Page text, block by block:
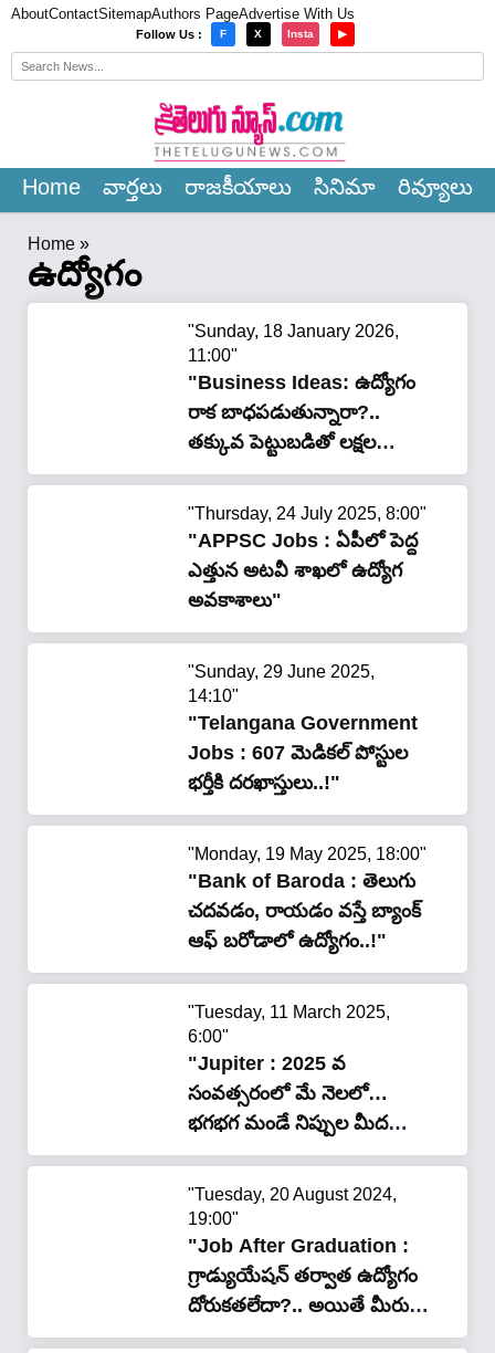
AboutContactSitemapAuthors PageAdvertise With Us
Follow Us : F X Insta ▶
Home వార్త‌లు రాజ‌కీయాలు సినిమా రివ్యూలు
Home »
ఉద్యోగం
"Sunday, 18 January 2026,
11:00"
"Business Ideas: ఉద్యోగం
రాక బాధపడుతున్నారా?..
తక్కువ పెట్టుబడితో లక్షల
ఆదాయం ఇచ్చే ట్రెండింగ్ బిజినెస్
ఇదే!"
"Thursday, 24 July 2025, 8:00"
"APPSC Jobs : ఏపీలో పెద్ద
ఎత్తున అటవీ శాఖలో ఉద్యోగ
అవకాశాలు"
"Sunday, 29 June 2025,
14:10"
"Telangana Government
Jobs : 607 మెడికల్ పోస్టుల
భ‌ర్తీకి ద‌ర‌ఖాస్తులు..!"
"Monday, 19 May 2025, 18:00"
"Bank of Baroda : తెలుగు
చ‌ద‌వ‌డం, రాయ‌డం వ‌స్తే బ్యాంక్
ఆఫ్ బ‌రోడాలో ఉద్యోగం..!"
"Tuesday, 11 March 2025,
6:00"
"Jupiter : 2025 వ
సంవత్సరంలో మే నెలలో…
భగభగ మండే నిప్పుల మీద
నడిపిస్తా… అంటున్న
బృహస్పతి…?"
"Tuesday, 20 August 2024,
19:00"
"Job After Graduation :
గ్రాడ్యుయేషన్ తర్వాత ఉద్యోగం
దోరుక‌త‌లేదా?.. అయితే మీరు
చేయాల్సింది ఇదే"